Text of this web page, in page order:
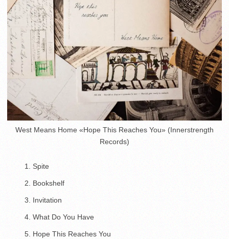
West Means Home «Hope This Reaches You» (Innerstrength
Records)
Spite
Bookshelf
Invitation
What Do You Have
Hope This Reaches You